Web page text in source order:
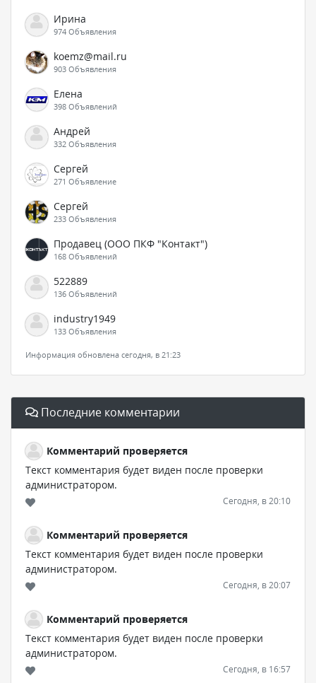
Ирина
974 Объявления
koemz@mail.ru
903 Объявления
Елена
398 Объявлений
Андрей
332 Объявления
Сергей
271 Объявление
Сергей
233 Объявления
Продавец (ООО ПКФ "Контакт")
168 Объявлений
522889
136 Объявлений
industry1949
133 Объявления
Информация обновлена сегодня, в 21:23
Последние комментарии
Комментарий проверяется
Текст комментария будет виден после проверки
администратором.
Сегодня, в 20:10
Комментарий проверяется
Текст комментария будет виден после проверки
администратором.
Сегодня, в 20:07
Комментарий проверяется
Текст комментария будет виден после проверки
администратором.
Сегодня, в 16:57